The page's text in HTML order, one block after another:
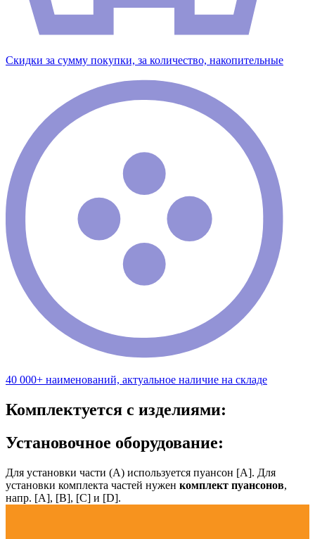
Скидки за сумму покупки, за количество, накопительные
40 000+ наименований, актуальное наличие на складе
Комплектуется с изделиями:
Установочное оборудование:
Для установки части (А) используется пуансон [А]. Для
установки комплекта частей нужен комплект пуансонов,
напр. [А], [B], [С] и [D].